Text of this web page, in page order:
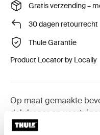
Gratis verzending –
30 dagen retourrecht
Thule Garantie
Product Locator by Locally
Op maat gemaakte
dakdrager op
monteren.